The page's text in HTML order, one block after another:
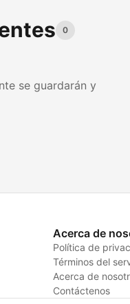
0
se guardarán y
Acerca de
Política de
Términos del
Acerca de
Contáctenos